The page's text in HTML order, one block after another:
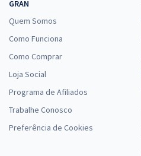
GRAN
Quem Somos
Como Funciona
Como Comprar
Loja Social
Programa de Afiliados
Trabalhe Conosco
Preferência de Cookies